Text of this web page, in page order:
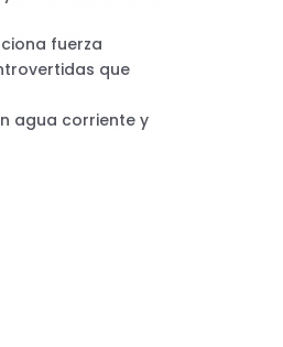
fuerza
que
agua corriente y